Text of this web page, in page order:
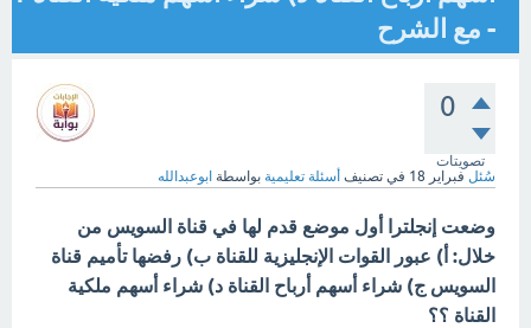
- مع الشرح
0
تصويتات
سُئل فبراير 18 في تصنيف أسئلة تعليمية بواسطة ابوعبدالله
وضعت إنجلترا أول موضع قدم لها في قناة السويس من
خلال: أ) عبور القوات الإنجليزية للقناة ب) رفضها تأميم قناة
السويس ج) شراء أسهم أرباح القناة د) شراء أسهم ملكية
القناة ؟؟